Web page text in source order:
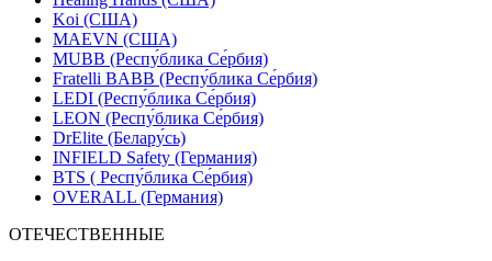
Koi (США)
MAEVN (США)
MUBB (Респу́блика Се́рбия)
Fratelli BABB (Респу́блика Се́рбия)
LEDI (Респу́блика Се́рбия)
LEON (Респу́блика Се́рбия)
DrElite (Белару́сь)
INFIELD Safety (Германия)
BTS ( Респу́блика Се́рбия)
OVERALL (Германия)
ОТЕЧЕСТВЕННЫЕ